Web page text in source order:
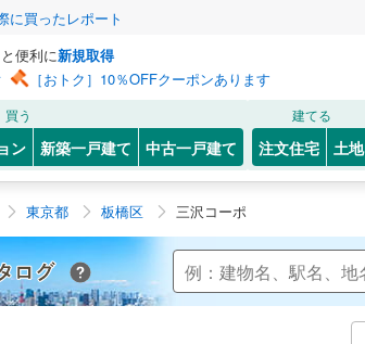
に買ったレポート
便利に新規取得
［おトク］10％OFFクーポンあります
買う
ン 新築一戸建て 中古一戸建て
建てる
注文住宅 土地
東京都 板橋区 三沢コーポ
Yahoo!不動産 マンションカタログ